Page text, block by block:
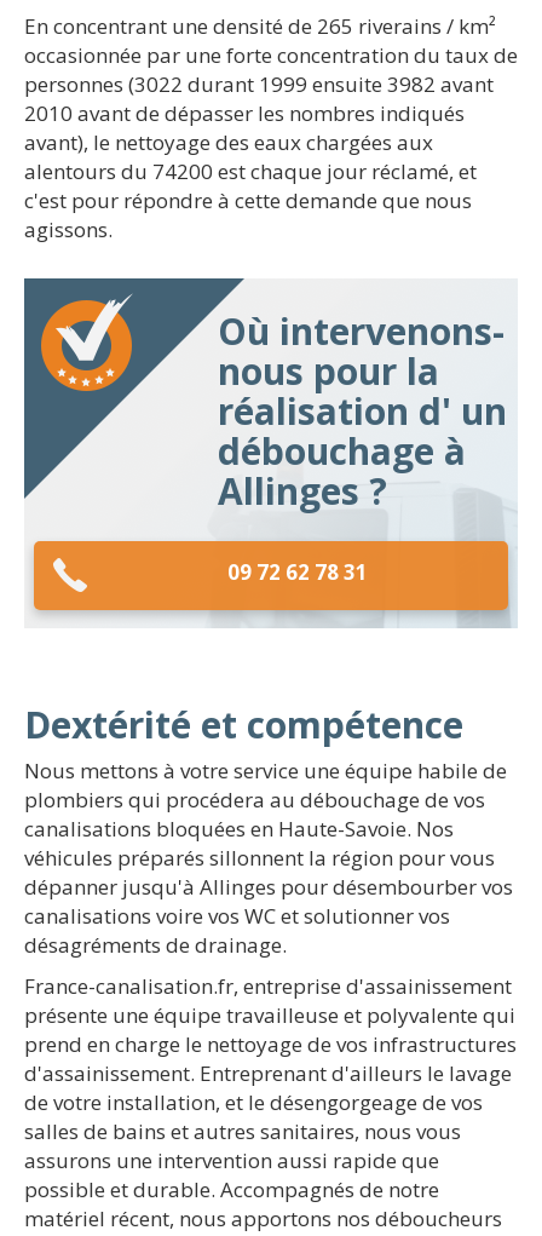
En concentrant une densité de 265 riverains / km²
occasionnée par une forte concentration du taux de
personnes (3022 durant 1999 ensuite 3982 avant
2010 avant de dépasser les nombres indiqués
avant), le nettoyage des eaux chargées aux
alentours du 74200 est chaque jour réclamé, et
c'est pour répondre à cette demande que nous
agissons.
Où intervenons-
nous pour la
réalisation d' un
débouchage à
Allinges ?
09 72 62 78 31
Dextérité et compétence
Nous mettons à votre service une équipe habile de
plombiers qui procédera au débouchage de vos
canalisations bloquées en Haute-Savoie. Nos
véhicules préparés sillonnent la région pour vous
dépanner jusqu'à Allinges pour désembourber vos
canalisations voire vos WC et solutionner vos
désagréments de drainage.
France-canalisation.fr, entreprise d'assainissement
présente une équipe travailleuse et polyvalente qui
prend en charge le nettoyage de vos infrastructures
d'assainissement. Entreprenant d'ailleurs le lavage
de votre installation, et le désengorgeage de vos
salles de bains et autres sanitaires, nous vous
assurons une intervention aussi rapide que
possible et durable. Accompagnés de notre
matériel récent, nous apportons nos déboucheurs